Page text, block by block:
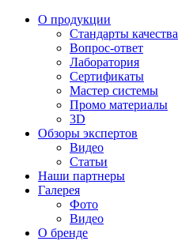
О продукции
Стандарты качества
Вопрос-ответ
Лаборатория
Сертификаты
Мастер системы
Промо материалы
3D
Обзоры экспертов
Видео
Статьи
Наши партнеры
Галерея
Фото
Видео
О бренде